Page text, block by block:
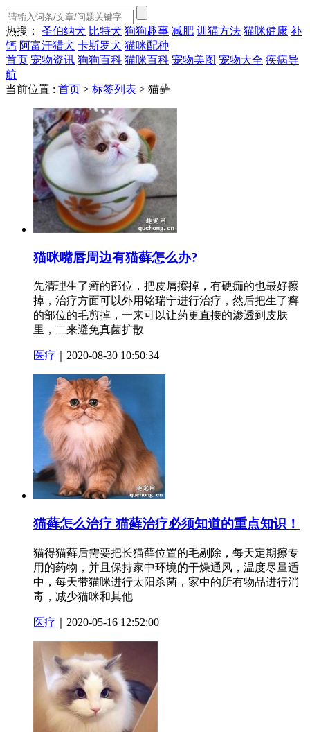
热搜： 圣伯纳犬 比特犬 狗狗趣事 减肥 训猫方法 猫咪健康 补
钙 阿富汗猎犬 卡斯罗犬 猫咪配种
首页 宠物资讯 狗狗百科 猫咪百科 宠物美图 宠物大全 疾病导
航
当前位置 : 首页 > 标签列表 > 猫藓
猫咪嘴唇周边有猫藓怎么办?
先清理生了癣的部位，把皮屑擦掉，有硬痂的也最好擦
掉，治疗方面可以外用铭瑞宁进行治疗，然后把生了癣
的部位的毛剪掉，一来可以让药更直接的渗透到皮肤
里，二来避免真菌扩散
医疗 ｜2020-08-30 10:50:34
猫藓怎么治疗 猫藓治疗必须知道的重点知识！
猫得猫藓后需要把长猫藓位置的毛剔除，每天定期擦专
用的药物，并且保持家中环境的干燥通风，温度尽量适
中，每天带猫咪进行太阳杀菌，家中的所有物品进行消
毒，减少猫咪和其他
医疗 ｜2020-05-16 12:52:00